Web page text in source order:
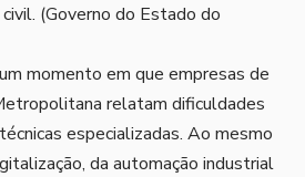
(Governo do Estado do
momento em que empresas de
relatam dificuldades
especializadas. Ao mesmo
da automação industrial